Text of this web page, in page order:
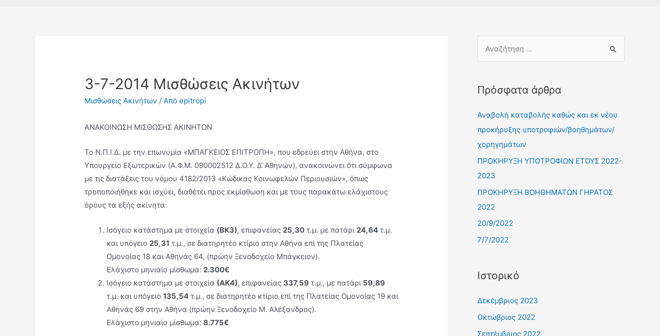
3-7-2014 Μισθώσεις Ακινήτων
Μισθώσεις Ακινήτων / Απόepitropi
ΑΝΑΚΟΙΝΩΣΗ ΜΙΣΘΩΣΗΣ ΑΚΙΝΗΤΩΝ
Το Ν.Π.Ι.∆. µε την επωνυμία «ΜΠΑΓΚΕΙΟΣ ΕΠΙΤΡΟΠΗ», που εδρεύει στην Αθήνα, στο
Υπουργείο Εξωτερικών (Α.Φ.Μ. 090002512 Δ.Ο.Υ. Δ’ Αθηνών), ανακοινώνει ότι σύµφωνα
µε τις διατάξεις του νόμου 4182/2013 «Κώδικας Κοινωφελών Περιουσιών», όπως
τροποποιήθηκε και ισχύει, διαθέτει προς εκμίσθωση και με τους παρακάτω ελάχιστους
όρους τα εξής ακίνητα:
Ισόγειο κατάστημα με στοιχεία (BΚ3), επιφανείας 25,30 τ.μ. με πατάρι 24,64 τ.μ.
και υπόγειο 25,31 τ.μ., σε διατηρητέο κτίριο στην Αθήνα επί της Πλατείας
Ομονοίας 18 και Αθηνάς 64, (πρώην Ξενοδοχείο Μπάγκειον).
Ελάχιστο μηνιαίο μίσθωμα: 2.300€
Ισόγειο κατάστημα με στοιχεία (ΑΚ4), επιφανείας 337,59 τ.μ., με πατάρι 59,89
τ.μ. και υπόγειο135,54 τ.μ., σε διατηρητέο κτίριο επί της Πλατείας Ομονοίας 19 και
Αθηνάς 69 στην Αθήνα (πρώην Ξενοδοχείο Μ. Αλέξανδρος).
Ελάχιστο μηνιαίο μίσθωμα:8.775€
Πρόσφατα άρθρα
Αναβολή καταβολής καθώς και εκ νέου
προκήρυξης υποτροφιών/βοηθημάτων/
χορηγημάτων
ΠΡΟΚΗΡΥΞΗ ΥΠΟΤΡΟΦΙΩΝ ΕΤΟΥΣ 2022-
2023
ΠΡΟΚΗΡΥΞΗ ΒΟΗΘΗΜΑΤΩΝ ΓΗΡΑΤΟΣ
2022
20/9/2022
7/7/2022
Ιστορικό
Δεκέμβριος 2023
Οκτώβριος 2022
Σεπτέμβριος 2022